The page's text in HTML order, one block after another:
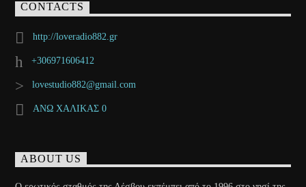
CONTACTS
http://loveradio882.gr
+306971606412
lovestudio882@gmail.com
ΑΝΩ ΧΑΛΙΚΑΣ 0
ABOUT US